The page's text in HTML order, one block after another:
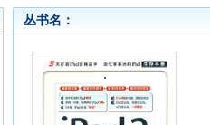
丛书名：